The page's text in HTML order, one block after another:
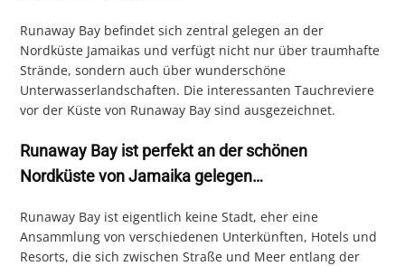
Runaway Bay befindet sich zentral gelegen an der
Nordküste Jamaikas und verfügt nicht nur über traumhafte
Strände, sondern auch über wunderschöne
Unterwasserlandschaften. Die interessanten Tauchreviere
vor der Küste von Runaway Bay sind ausgezeichnet.
Runaway Bay ist perfekt an der schönen
Nordküste von Jamaika gelegen…
Runaway Bay ist eigentlich keine Stadt, eher eine
Ansammlung von verschiedenen Unterkünften, Hotels und
Resorts, die sich zwischen Straße und Meer entlang der